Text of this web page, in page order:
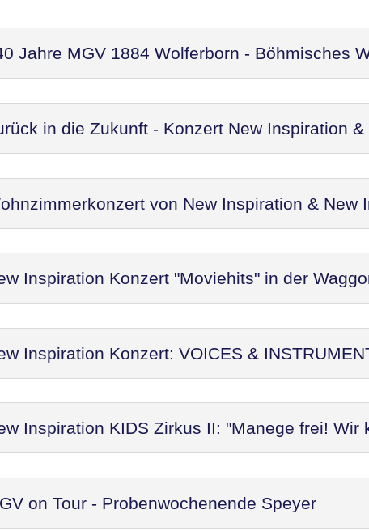
Jahre MGV 1884 Wolferborn - Böhmisches
in die Zukunft - Konzert New Inspiration
von New Inspiration & New
Inspiration Konzert "Moviehits" in der
Inspiration Konzert: VOICES &
Inspiration KIDS Zirkus II: "Manege frei! Wir
on Tour - Probenwochenende Speyer